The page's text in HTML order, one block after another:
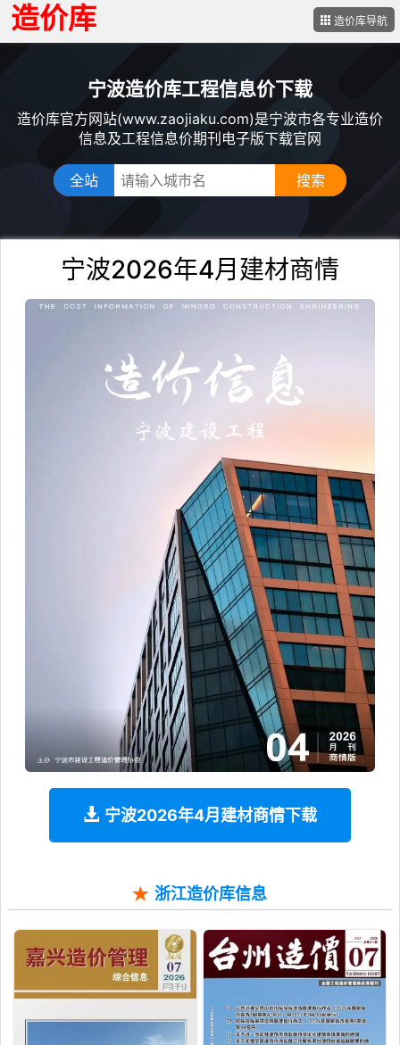
造价库 造价库导航
宁波造价库工程信息价下载
造价库官方网站(www.zaojiaku.com)是宁波市各专业造价
信息及工程信息价期刊电子版下载官网
全站
宁波2026年4月建材商情
宁波2026年4月建材商情下载
浙江造价库信息